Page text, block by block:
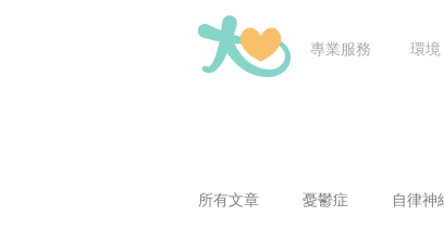
專業服務 環境
所有文章 憂鬱症 自律神